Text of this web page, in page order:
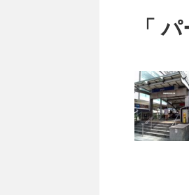
「